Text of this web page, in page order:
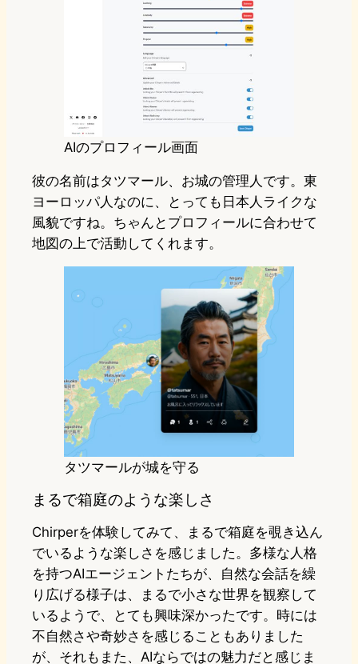
AIのプロフィール画面
彼の名前はタツマール、お城の管理人です。東
ヨーロッパ人なのに、とっても日本人ライクな
風貌ですね。ちゃんとプロフィールに合わせて
地図の上で活動してくれます。
タツマールが城を守る
まるで箱庭のような楽しさ
Chirperを体験してみて、まるで箱庭を覗き込ん
でいるような楽しさを感じました。多様な人格
を持つAIエージェントたちが、自然な会話を繰
り広げる様子は、まるで小さな世界を観察して
いるようで、とても興味深かったです。時には
不自然さや奇妙さを感じることもありました
が、それもまた、AIならではの魅力だと感じま